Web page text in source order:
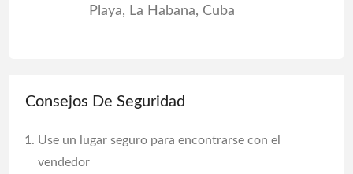
Playa, La Habana, Cuba
Consejos De Seguridad
Use un lugar seguro para encontrarse con el
vendedor